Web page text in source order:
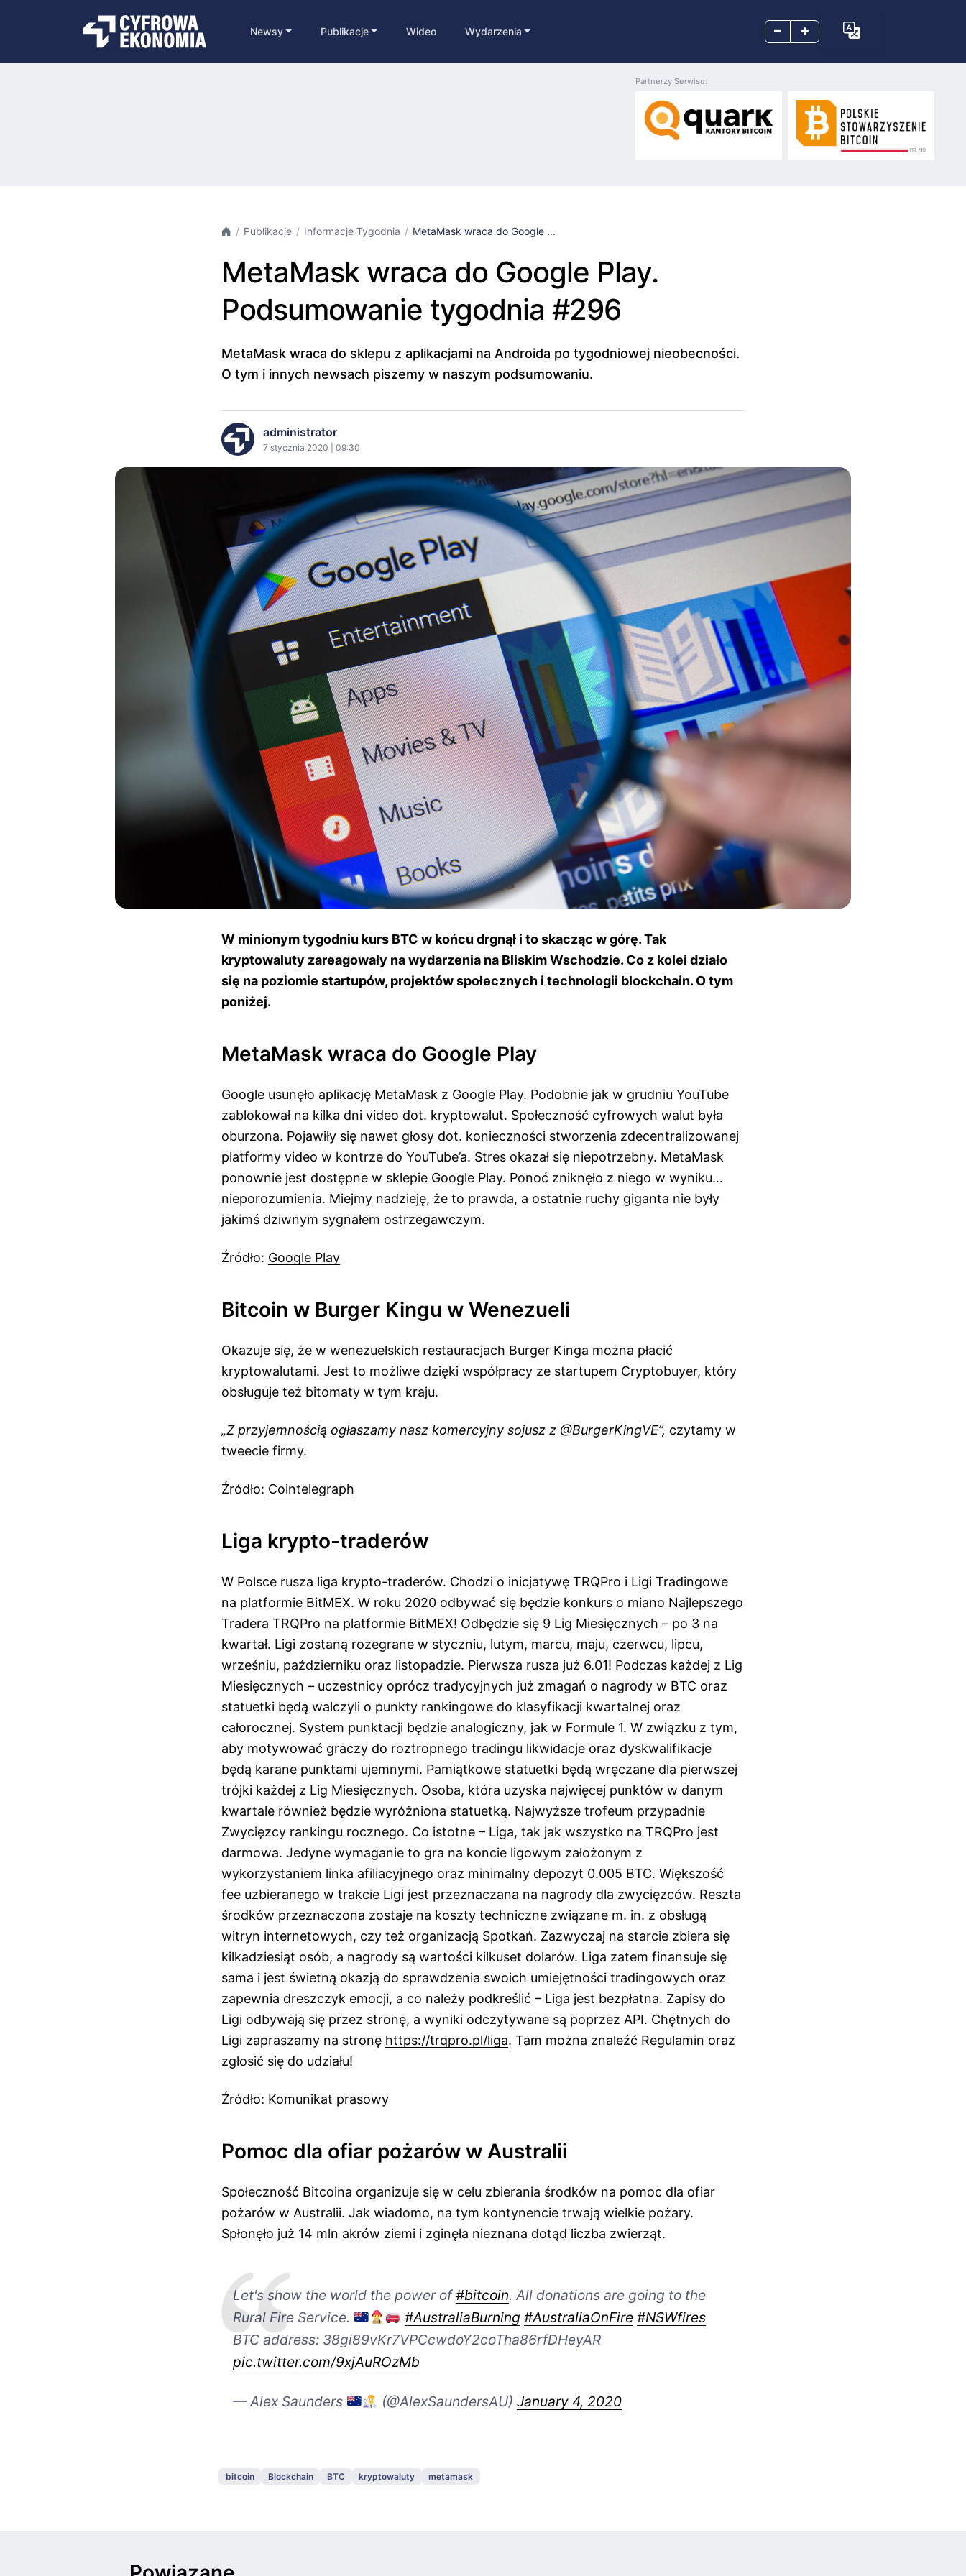
– +
Newsy Publikacje Wideo Wydarzenia
Partnerzy Serwisu:
Publikacje Informacje Tygodnia MetaMask wraca do Google ...
MetaMask wraca do Google Play.
Podsumowanie tygodnia #296
MetaMask wraca do sklepu z aplikacjami na Androida po tygodniowej nieobecności.
O tym i innych newsach piszemy w naszym podsumowaniu.
administrator
7 stycznia 2020 | 09:30
W minionym tygodniu kurs BTC w końcu drgnął i to skacząc w górę. Tak
kryptowaluty zareagowały na wydarzenia na Bliskim Wschodzie. Co z kolei działo
się na poziomie startupów, projektów społecznych i technologii blockchain. O tym
poniżej.
MetaMask wraca do Google Play
Google usunęło aplikację MetaMask z Google Play. Podobnie jak w grudniu YouTube
zablokował na kilka dni video dot. kryptowalut. Społeczność cyfrowych walut była
oburzona. Pojawiły się nawet głosy dot. konieczności stworzenia zdecentralizowanej
platformy video w kontrze do YouTube’a. Stres okazał się niepotrzebny. MetaMask
ponownie jest dostępne w sklepie Google Play. Ponoć zniknęło z niego w wyniku…
nieporozumienia. Miejmy nadzieję, że to prawda, a ostatnie ruchy giganta nie były
jakimś dziwnym sygnałem ostrzegawczym.
Źródło: Google Play
Bitcoin w Burger Kingu w Wenezueli
Okazuje się, że w wenezuelskich restauracjach Burger Kinga można płacić
kryptowalutami. Jest to możliwe dzięki współpracy ze startupem Cryptobuyer, który
obsługuje też bitomaty w tym kraju.
„Z przyjemnością ogłaszamy nasz komercyjny sojusz z @BurgerKingVE”, czytamy w
tweecie firmy.
Źródło: Cointelegraph
Liga krypto-traderów
W Polsce rusza liga krypto-traderów. Chodzi o inicjatywę TRQPro i Ligi Tradingowe
na platformie BitMEX. W roku 2020 odbywać się będzie konkurs o miano Najlepszego
Tradera TRQPro na platformie BitMEX! Odbędzie się 9 Lig Miesięcznych – po 3 na
kwartał. Ligi zostaną rozegrane w styczniu, lutym, marcu, maju, czerwcu, lipcu,
wrześniu, październiku oraz listopadzie. Pierwsza rusza już 6.01! Podczas każdej z Lig
Miesięcznych – uczestnicy oprócz tradycyjnych już zmagań o nagrody w BTC oraz
statuetki będą walczyli o punkty rankingowe do klasyfikacji kwartalnej oraz
całorocznej. System punktacji będzie analogiczny, jak w Formule 1. W związku z tym,
aby motywować graczy do roztropnego tradingu likwidacje oraz dyskwalifikacje
będą karane punktami ujemnymi. Pamiątkowe statuetki będą wręczane dla pierwszej
trójki każdej z Lig Miesięcznych. Osoba, która uzyska najwięcej punktów w danym
kwartale również będzie wyróżniona statuetką. Najwyższe trofeum przypadnie
Zwycięzcy rankingu rocznego. Co istotne – Liga, tak jak wszystko na TRQPro jest
darmowa. Jedyne wymaganie to gra na koncie ligowym założonym z
wykorzystaniem linka afiliacyjnego oraz minimalny depozyt 0.005 BTC. Większość
fee uzbieranego w trakcie Ligi jest przeznaczana na nagrody dla zwycięzców. Reszta
środków przeznaczona zostaje na koszty techniczne związane m. in. z obsługą
witryn internetowych, czy też organizacją Spotkań. Zazwyczaj na starcie zbiera się
kilkadziesiąt osób, a nagrody są wartości kilkuset dolarów. Liga zatem finansuje się
sama i jest świetną okazją do sprawdzenia swoich umiejętności tradingowych oraz
zapewnia dreszczyk emocji, a co należy podkreślić – Liga jest bezpłatna. Zapisy do
Ligi odbywają się przez stronę, a wyniki odczytywane są poprzez API. Chętnych do
Ligi zapraszamy na stronę https://trqpro.pl/liga. Tam można znaleźć Regulamin oraz
zgłosić się do udziału!
Źródło: Komunikat prasowy
Pomoc dla ofiar pożarów w Australii
Społeczność Bitcoina organizuje się w celu zbierania środków na pomoc dla ofiar
pożarów w Australii. Jak wiadomo, na tym kontynencie trwają wielkie pożary.
Spłonęło już 14 mln akrów ziemi i zginęła nieznana dotąd liczba zwierząt.
Let's show the world the power of#bitcoin. All donations are going to the
Rural Fire Service.
#AustraliaBurning #AustraliaOnFire #NSWfires
BTC address: 38gi89vKr7VPCcwdoY2coTha86rfDHeyAR
pic.twitter.com/9xjAuROzMb
— Alex Saunders (@AlexSaundersAU) January 4, 2020
bitcoin Blockchain BTC kryptowaluty metamask